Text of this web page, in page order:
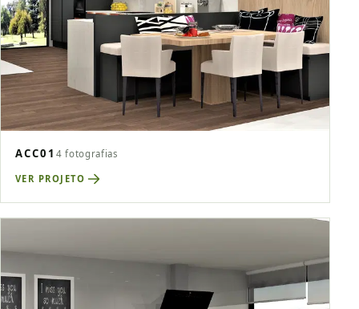
ACC01 4 fotografias
VER PROJETO